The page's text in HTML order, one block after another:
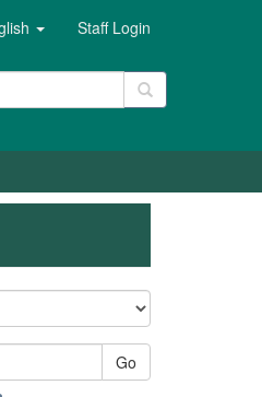
Staff Login
Go